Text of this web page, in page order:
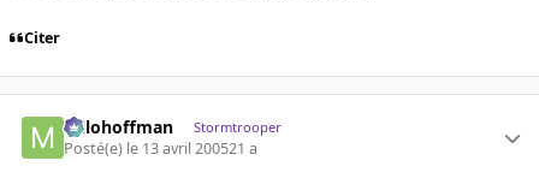
Citer
milohoffman Stormtrooper
Posté(e) le 13 avril 200521 a